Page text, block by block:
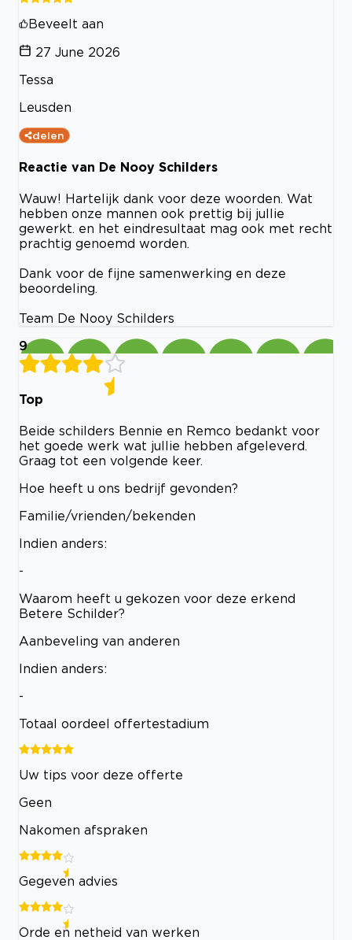
Beveelt aan
27 June 2026
Tessa
Leusden
delen
Reactie van De Nooy Schilders
Wauw! Hartelijk dank voor deze woorden. Wat
hebben onze mannen ook prettig bij jullie
gewerkt. en het eindresultaat mag ook met recht
prachtig genoemd worden.
Dank voor de fijne samenwerking en deze
beoordeling.
Team De Nooy Schilders
9
Top
Beide schilders Bennie en Remco bedankt voor
het goede werk wat jullie hebben afgeleverd.
Graag tot een volgende keer.
Hoe heeft u ons bedrijf gevonden?
Familie/vrienden/bekenden
Indien anders:
-
Waarom heeft u gekozen voor deze erkend
Betere Schilder?
Aanbeveling van anderen
Indien anders:
-
Totaal oordeel offertestadium
Uw tips voor deze offerte
Geen
Nakomen afspraken
Gegeven advies
Orde en netheid van werken